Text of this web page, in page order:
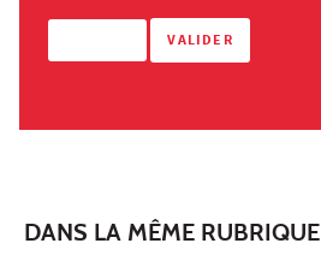
DANS LA MÊME RUBRIQUE